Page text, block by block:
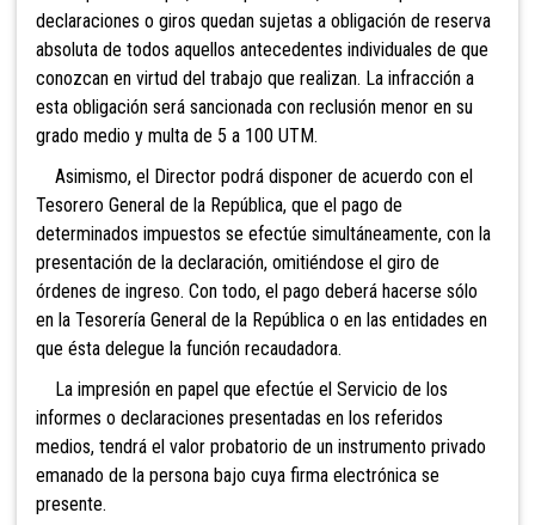
declaraciones o giros quedan sujetas a obligación de reserva
absoluta de todos aquellos antecedentes individuales de que
conozcan en virtud del trabajo que realizan. La infracción a
esta obligación será sancionada con reclusión menor en su
grado medio y multa de 5 a 100 UTM.
Asimismo, el Director podrá disponer de acuerdo con el
Tesorero General de la República, que el pago de
determinados impuestos se efectúe simultáneamente, con la
presentación de la declaración, omitiéndose el giro de
órdenes de ingreso. Con todo, el pago deberá hacerse sólo
en la Tesorería General de la República o en las entidades en
que ésta delegue la función recaudadora.
La impresión en papel que efectúe el Servicio de los
informes o declaraciones presentadas en los referidos
medios, tendrá el valor probatorio de un instrumento privado
emanado de la persona bajo cuya firma electrónica se
presente.